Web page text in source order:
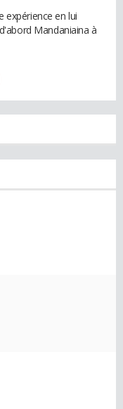
expérience en lui
Mandaniaina à